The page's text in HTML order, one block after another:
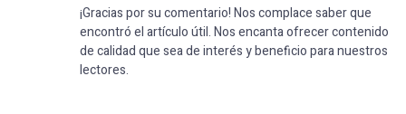
¡Gracias por su comentario! Nos complace saber que
encontró el artículo útil. Nos encanta ofrecer contenido
de calidad que sea de interés y beneficio para nuestros
lectores.